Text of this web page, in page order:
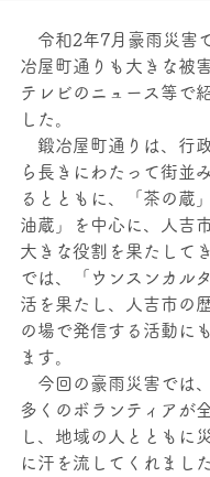
令和2年7月豪雨災害
冶屋町通りも大きな被
テレビのニュース等で
した。
鍛冶屋町通りは、行
ら長きにわたって街並
るとともに、「茶の蔵
油蔵」を中心に、人吉
大きな役割を果たして
では、「ウンスンカル
活を果たし、人吉市の
の場で発信する活動に
ます。
今回の豪雨災害では
多くのボランティアが
し、地域の人とともに
に汗を流してくれまし